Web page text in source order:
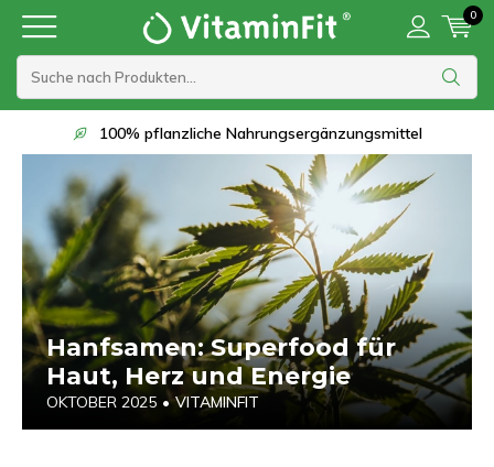
0
Lieferung innerhalb von 1 bis 2 Werktagen
Hanfsamen: Superfood für
Haut, Herz und Energie
OKTOBER 2025 • VITAMINFIT